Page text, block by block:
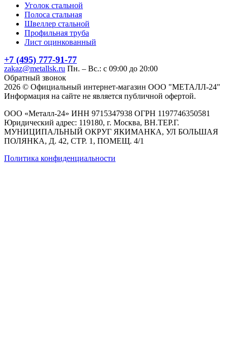
Уголок стальной
Полоса стальная
Швеллер стальной
Профильная труба
Лист оцинкованный
+7 (495) 777-91-77
zakaz@metallsk.ru Пн. – Вс.: с 09:00 до 20:00
Обратный звонок
2026 © Официальный интернет-магазин ООО "МЕТАЛЛ-24"
Информация на сайте не является публичной офертой.
ООО «Металл-24» ИНН 9715347938 ОГРН 1197746350581
Юридический адрес: 119180, г. Москва, ВН.ТЕР.Г.
МУНИЦИПАЛЬНЫЙ ОКРУГ ЯКИМАНКА, УЛ БОЛЬШАЯ
ПОЛЯНКА, Д. 42, СТР. 1, ПОМЕЩ. 4/1
Политика конфиденциальности